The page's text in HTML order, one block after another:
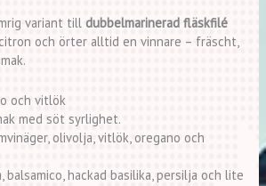
variant tilldubbelmarinerad fläskfilé
och örter alltid en vinnare – fräscht,
och vitlök
med söt syrlighet.
olivolja, vitlök, oregano och
balsamico, hackad basilika, persilja och lite